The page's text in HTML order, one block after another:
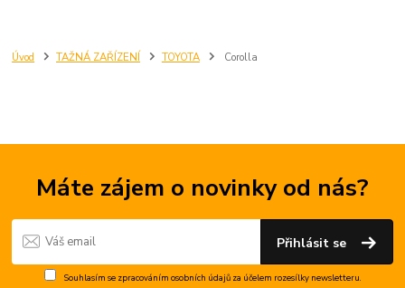
Úvod TAŽNÁ ZAŘÍZENÍ TOYOTA Corolla
Máte zájem o novinky od nás?
Přihlásit se
Souhlasím se zpracováním osobních údajůza účelem rozesílky newsletteru.